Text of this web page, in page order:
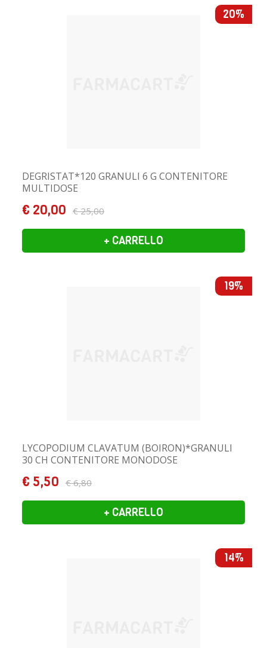
20%
DEGRISTAT*120 GRANULI 6 G CONTENITORE
MULTIDOSE
€ 20,00 € 25,00
+ CARRELLO
19%
LYCOPODIUM CLAVATUM (BOIRON)*GRANULI
30 CH CONTENITORE MONODOSE
€ 5,50 € 6,80
+ CARRELLO
14%